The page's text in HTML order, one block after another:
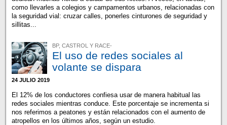
como llevarles a colegios y campamentos urbanos, relacionadas con
la seguridad vial: cruzar calles, ponerles cinturones de seguridad y
sillitas...
BP, CASTROL Y RACE-
El uso de redes sociales al
volante se dispara
24 JULIO 2019
El 12% de los conductores confiesa usar de manera habitual las
redes sociales mientras conduce. Este porcentaje se incrementa si
nos referimos a peatones y están relacionados con el aumento de
atropellos en los últimos años, según un estudio.